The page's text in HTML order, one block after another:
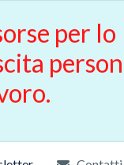
per lo